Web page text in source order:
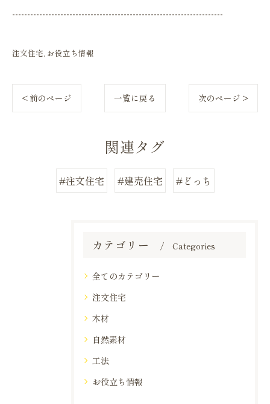
----------------------------------------------------------------------
注文住宅 お役立ち情報
< 前のページ 一覧に戻る 次のページ >
関連タグ
#注文住宅 #建売住宅 #どっち
カテゴリー Categories
全てのカテゴリー
注文住宅
木材
自然素材
工法
お役立ち情報